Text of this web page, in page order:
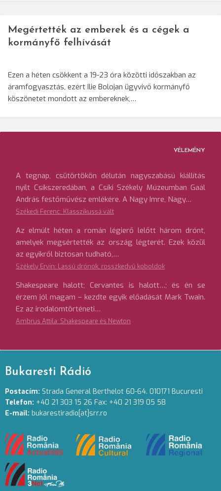
Megértették az emberek és a cégek a
kormányfő felhívását
Ezen a héten csökkent a 19-23 óra közötti időszakban az
áramfogyasztás, ezért Ilie Bolojan ügyvivő kormányfő
köszönetet mondott az embereknek,…
VÉLEMÉNY
A tegnap, csütörtökön délután nagyszabású kiállítás
nyílt Csíkszeredában, a Csíki Székely Múzeumban Gaál
András festőművész emlékére. A Nagy Imre, Nagy…
Székedi Ferenc: Klasszikussá vált
Az elmúlt héten a román légierő lelőtt három drónt,
amelyek megsértették az ország légterét. Ezek közül
az egyikről biztosan tudható,…
Székely Ervin: Lassú drónok, rosszkedvű koboldok
Shakespeare halott; Cervantes is halott…; és én se
érzem jól magam – kezdte egyik előadását Mark Twain.
Ez az irodalomtörténeti…
Ambrus Attila: Shakespeare és Newton
Bukaresti Rádió
Postacím: Strada General Berthelot 60-64. 010171 Bucuresti
Telefon: +40 21 303 15 26 Fax: +40 21 319 05 58
E-mail: bukarestiradio[at]srr.ro